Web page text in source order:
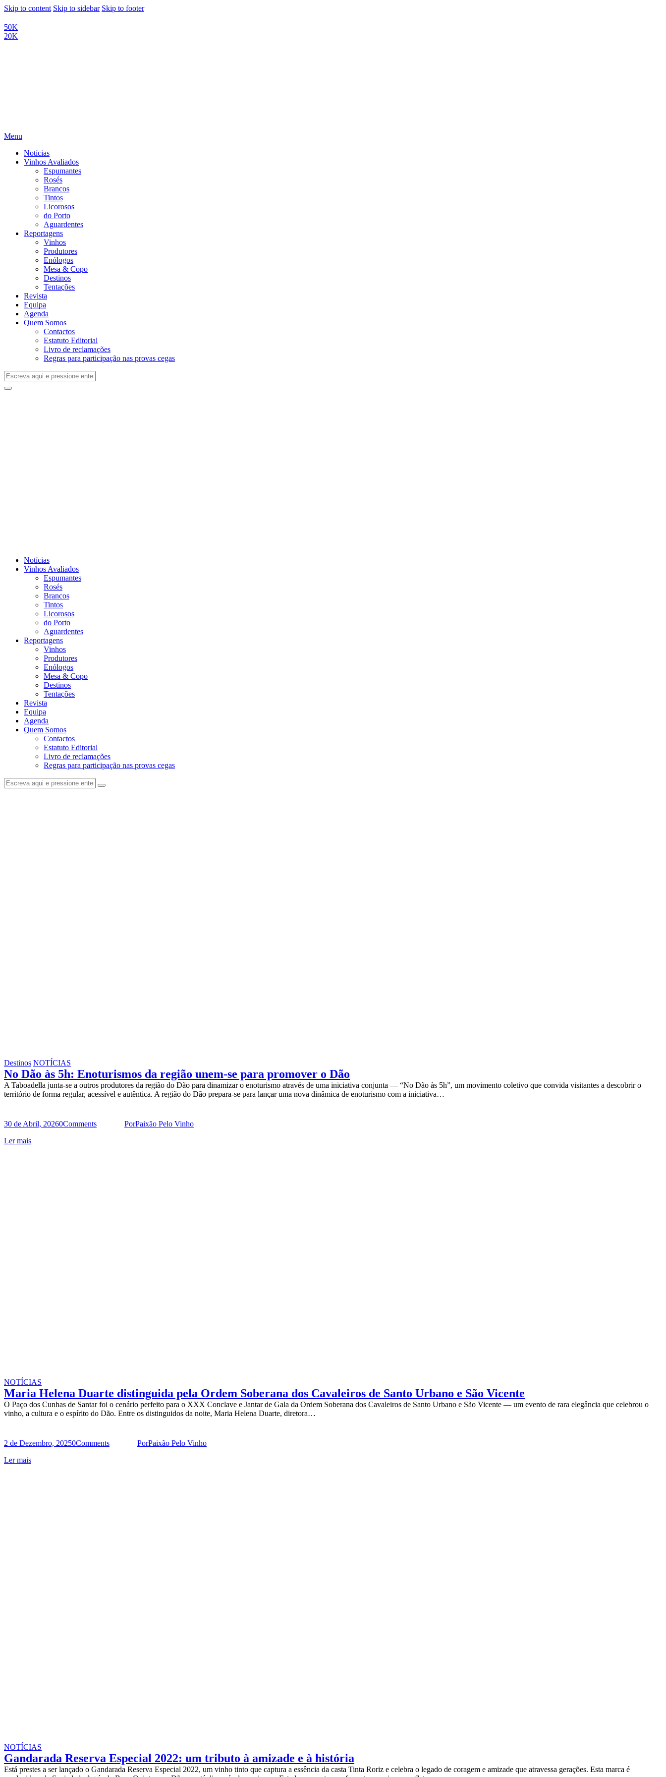
Skip to content Skip to sidebar Skip to footer
50K
20K
Menu
Notícias
Vinhos Avaliados
Espumantes
Rosés
Brancos
Tintos
Licorosos
do Porto
Aguardentes
Reportagens
Vinhos
Produtores
Enólogos
Mesa & Copo
Destinos
Tentações
Revista
Equipa
Agenda
Quem Somos
Contactos
Estatuto Editorial
Livro de reclamações
Regras para participação nas provas cegas
Notícias
Vinhos Avaliados
Espumantes
Rosés
Brancos
Tintos
Licorosos
do Porto
Aguardentes
Reportagens
Vinhos
Produtores
Enólogos
Mesa & Copo
Destinos
Tentações
Revista
Equipa
Agenda
Quem Somos
Contactos
Estatuto Editorial
Livro de reclamações
Regras para participação nas provas cegas
Destinos NOTÍCIAS
No Dão às 5h: Enoturismos da região unem-se para promover o Dão
A Taboadella junta-se a outros produtores da região do Dão para dinamizar o enoturismo através de uma iniciativa conjunta — “No Dão às 5h”, um movimento coletivo que convida visitantes a descobrir o
território de forma regular, acessível e autêntica. A região do Dão prepara-se para lançar uma nova dinâmica de enoturismo com a iniciativa…
30 de Abril, 20260Comments PorPaixão Pelo Vinho
Ler mais
NOTÍCIAS
Maria Helena Duarte distinguida pela Ordem Soberana dos Cavaleiros de Santo Urbano e São Vicente
O Paço dos Cunhas de Santar foi o cenário perfeito para o XXX Conclave e Jantar de Gala da Ordem Soberana dos Cavaleiros de Santo Urbano e São Vicente — um evento de rara elegância que celebrou o
vinho, a cultura e o espírito do Dão. Entre os distinguidos da noite, Maria Helena Duarte, diretora…
2 de Dezembro, 20250Comments PorPaixão Pelo Vinho
Ler mais
NOTÍCIAS
Gandarada Reserva Especial 2022: um tributo à amizade e à história
Está prestes a ser lançado o Gandarada Reserva Especial 2022, um vinho tinto que captura a essência da casta Tinta Roriz e celebra o legado de coragem e amizade que atravessa gerações. Esta marca é